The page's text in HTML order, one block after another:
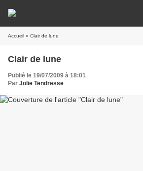
Accueil » Clair de lune
Clair de lune
Publié le 19/07/2009 à 18:01
Par Jolie Tendresse